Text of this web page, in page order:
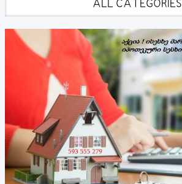
ALL CATEGORIES